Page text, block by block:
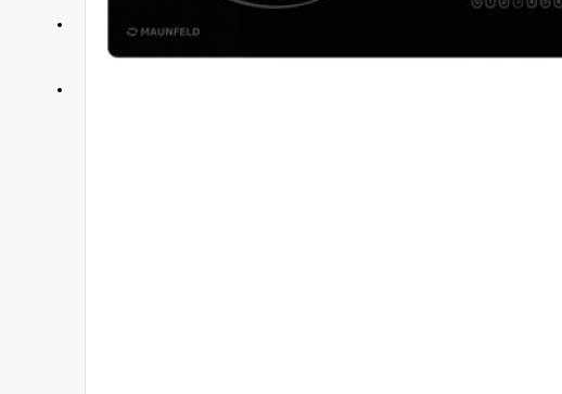
+375 29 677 54 10